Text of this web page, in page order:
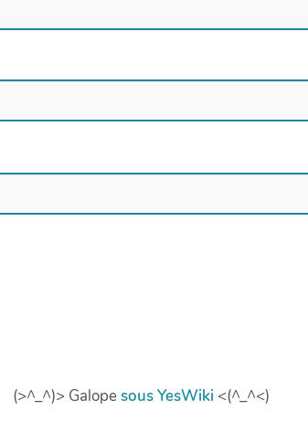
(>^_^)> GalopesousYesWiki <(^_^<)